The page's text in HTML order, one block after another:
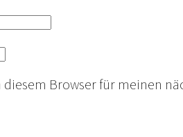
diesem Browser für meinen